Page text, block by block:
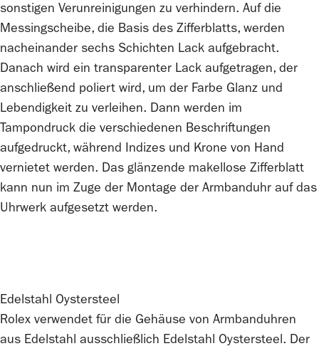
sonstigen Verunreinigungen zu verhindern. Auf die
Messingscheibe, die Basis des Zifferblatts, werden
nacheinander sechs Schichten Lack aufgebracht.
Danach wird ein transparenter Lack aufgetragen, der
anschließend poliert wird, um der Farbe Glanz und
Lebendigkeit zu verleihen. Dann werden im
Tampondruck die verschiedenen Beschriftungen
aufgedruckt, während Indizes und Krone von Hand
vernietet werden. Das glänzende makellose Zifferblatt
kann nun im Zuge der Montage der Armbanduhr auf das
Uhrwerk aufgesetzt werden.
Edelstahl Oystersteel
Rolex verwendet für die Gehäuse von Armbanduhren
aus Edelstahl ausschließlich Edelstahl Oystersteel. Der